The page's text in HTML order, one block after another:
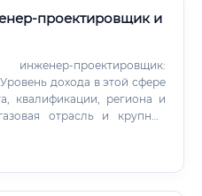
DWG, XML Навыки
Revit), Grasshopper (для
проектами — MS Project,
№331 (для
разделов
проектировщик и
проектировщик:
дохода в этой сфере
квалификации, региона и
отрасль и крупные
в регионах. Уровень